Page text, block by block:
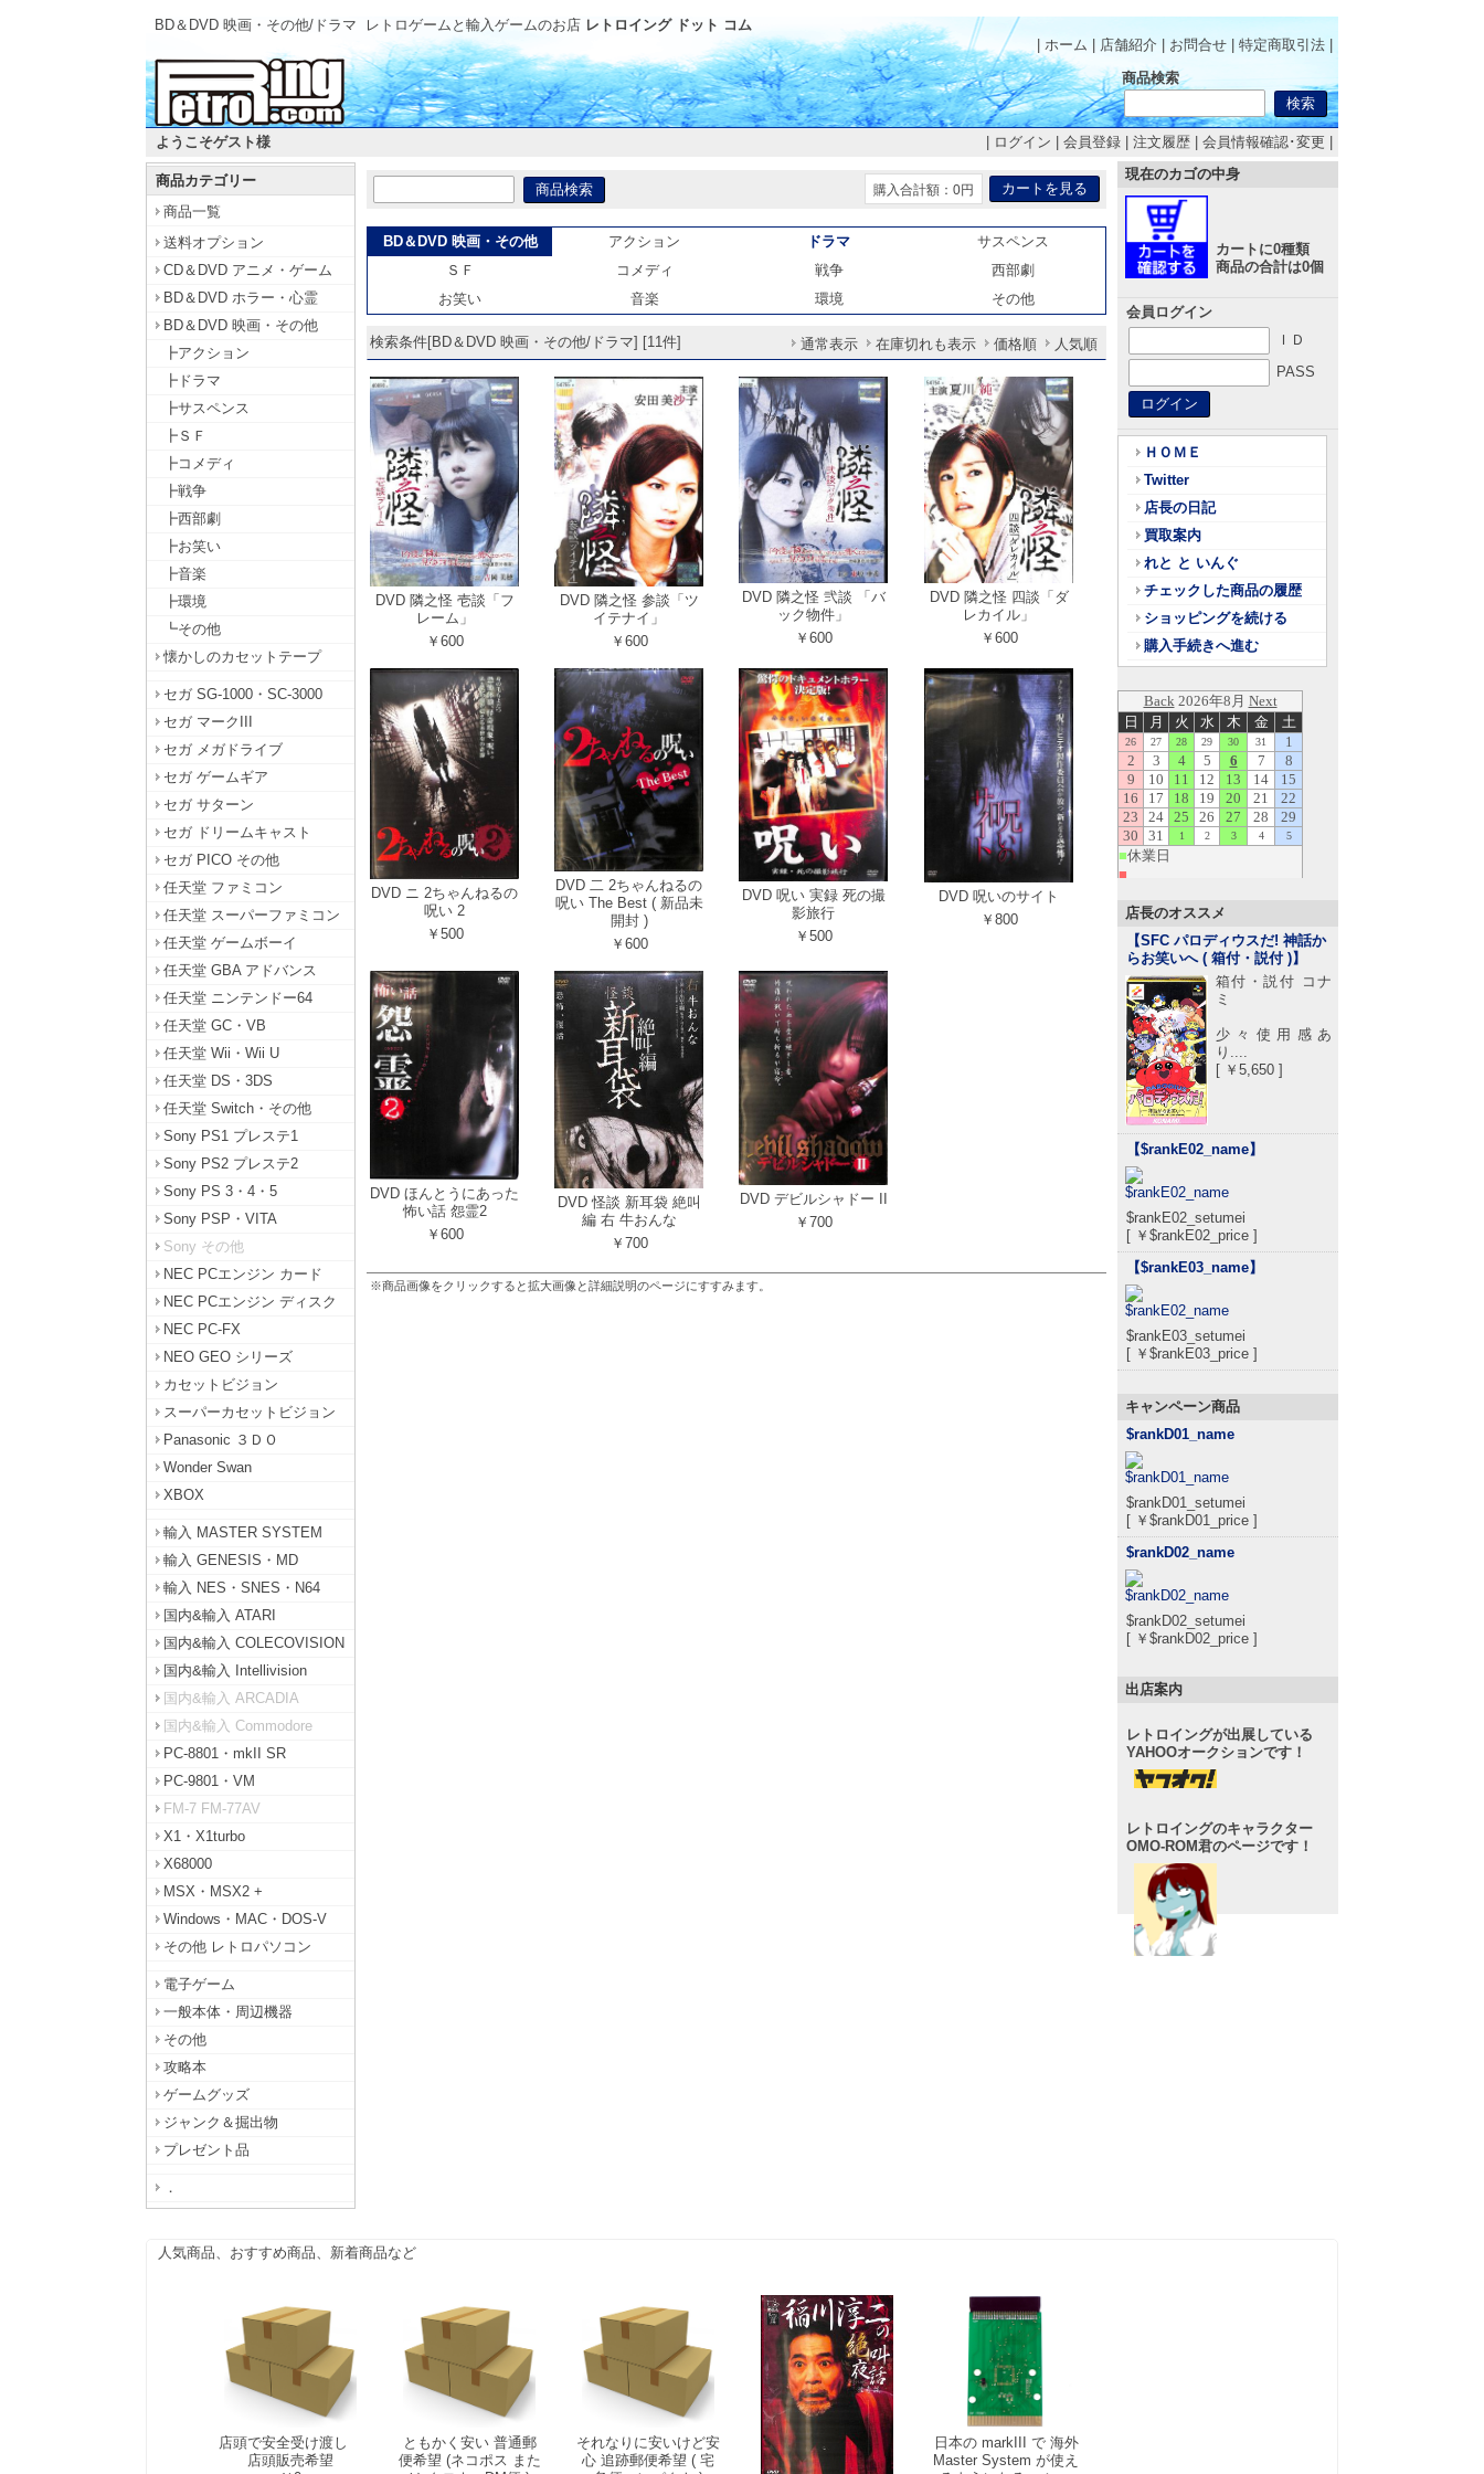
BD＆DVD 映画・その他/ドラマ レトロゲームと輸入ゲームのお店 レトロイング ドット コム
| ホーム
店舗紹介 お問合せ 特定商取引法
商品検索
ようこそゲスト様 ログイン 会員登録 注文履歴 会員情報確認･変更
商品カテゴリー
商品一覧
送料オプション
CD＆DVD アニメ・ゲーム
BD＆DVD ホラー・心霊
BD＆DVD 映画・その他
┣アクション
┣ドラマ
┣サスペンス
┣ＳＦ
┣コメディ
┣戦争
┣西部劇
┣お笑い
┣音楽
┣環境
┗その他
懐かしのカセットテープ
セガ SG-1000・SC-3000
セガ マークIII
セガ メガドライブ
セガ ゲームギア
セガ サターン
セガ ドリームキャスト
セガ PICO その他
任天堂 ファミコン
任天堂 スーパーファミコン
任天堂 ゲームボーイ
任天堂 GBA アドバンス
任天堂 ニンテンドー64
任天堂 GC・VB
任天堂 Wii・Wii U
任天堂 DS・3DS
任天堂 Switch・その他
Sony PS1 プレステ1
Sony PS2 プレステ2
Sony PS 3・4・5
Sony PSP・VITA
Sony その他
NEC PCエンジン カード
NEC PCエンジン ディスク
NEC PC-FX
NEO GEO シリーズ
カセットビジョン
スーパーカセットビジョン
Panasonic ３ＤＯ
Wonder Swan
XBOX
輸入 MASTER SYSTEM
輸入 GENESIS・MD
輸入 NES・SNES・N64
国内&輸入 ATARI
国内&輸入 COLECOVISION
国内&輸入 Intellivision
国内&輸入 ARCADIA
国内&輸入 Commodore
PC-8801・mkII SR
PC-9801・VM
FM-7 FM-77AV
X1・X1turbo
X68000
MSX・MSX2 +
Windows・MAC・DOS-V
その他 レトロパソコン
電子ゲーム
一般本体・周辺機器
その他
攻略本
ゲームグッズ
ジャンク＆掘出物
プレゼント品
．
購入合計額：0円
BD＆DVD 映画・その他 アクション ドラマ
サスペンス
ＳＦ
コメディ 戦争
西部劇
お笑い
音楽 環境 その他
検索条件[BD＆DVD 映画・その他/ドラマ] [11件] 通常表示 在庫切れも表示 価格順 人気順
DVD 隣之怪 壱談「フ
レーム」
￥600
DVD 隣之怪 参談「ツ
イテナイ」
￥600
DVD 隣之怪 弐談 「バ
ック物件」
￥600
DVD 隣之怪 四談「ダ
レカイル」
￥600
DVD ニ 2ちゃんねるの
呪い 2
￥500
DVD 二 2ちゃんねるの
呪い The Best ( 新品未
開封 )
￥600
DVD 呪い 実録 死の撮
影旅行
￥500
DVD 呪いのサイト
￥800
DVD ほんとうにあった
怖い話 怨霊2
￥600
DVD 怪談 新耳袋 絶叫
編 右 牛おんな
￥700
DVD デビルシャドー II
￥700
※商品画像をクリックすると拡大画像と詳細説明のページにすすみます。
現在のカゴの中身
カートに0種類
商品の合計は0個
会員ログイン
ＩＤ
PASS
ＨＯＭＥ
Twitter
店長の日記
買取案内
れと と いんぐ
チェックした商品の履歴
ショッピングを続ける
購入手続きへ進む
店長のオススメ
【SFC パロディウスだ! 神話か
らお笑いへ ( 箱付・説付 )】
箱付・説付 コナ
ミ
少々使用感あ
り....
[ ￥5,650 ]
【$rankE02_name】
$rankE02_setumei
[ ￥$rankE02_price ]
【$rankE03_name】
$rankE03_setumei
[ ￥$rankE03_price ]
キャンペーン商品
$rankD01_name
$rankD01_setumei
[ ￥$rankD01_price ]
$rankD02_name
$rankD02_setumei
[ ￥$rankD02_price ]
出店案内
レトロイングが出展している
YAHOOオークションです！
レトロイングのキャラクター
OMO-ROM君のページです！